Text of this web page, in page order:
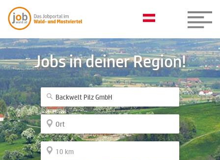
Jobs in deiner Region!